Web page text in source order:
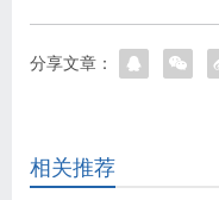
分享文章：
相关推荐